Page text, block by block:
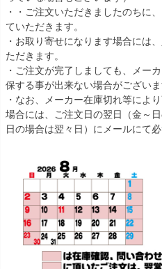
・・ご注文いただきましたのちに
ていただきます。
・お取り寄せになります場合には
ただきます。
・ご注文が完了しましても、メー
保する事が出来ない場合がございま
・なお、メーカー在庫切れ等によ
場合には、ご注文日の翌日（金～
日の場合は翌々日）にメールにて